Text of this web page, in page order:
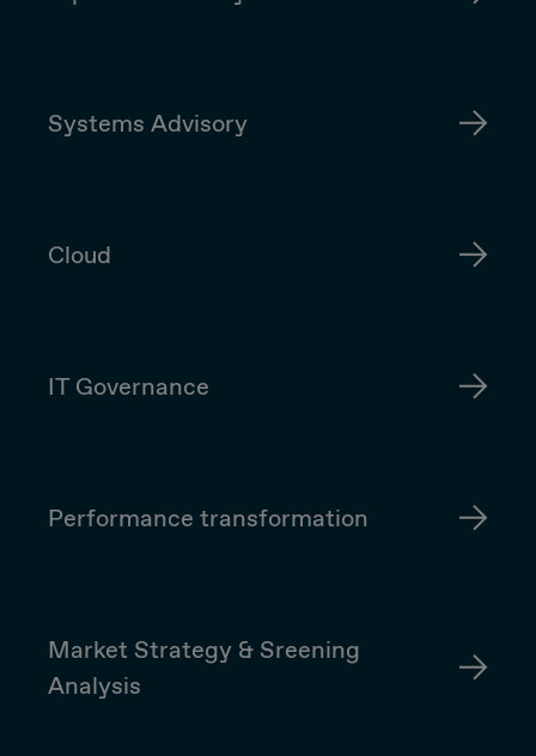
Systems Advisory
Cloud
IT Governance
Performance transformation
Market Strategy & Sreening
Analysis